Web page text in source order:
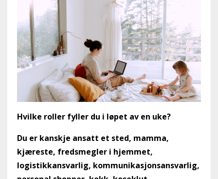
Hvilke roller fyller du i løpet av en uke?
Du er kanskje ansatt et sted, mamma,
kjæreste, fredsmegler i hjemmet,
logistikkansvarlig, kommunikasjonsansvarlig,